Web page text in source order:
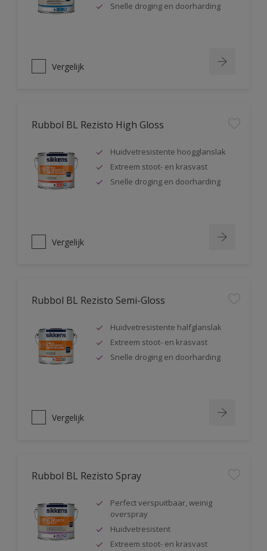
Snelle droging en doorharding
Vergelijk
Rubbol BL Rezisto High Gloss
Huidvetresistente hoogglanslak
Extreem stoot- en krasvast
Snelle droging en doorharding
Vergelijk
Rubbol BL Rezisto Semi-Gloss
Huidvetresistente halfglanslak
Extreem stoot- en krasvast
Snelle droging en doorharding
Vergelijk
Rubbol BL Rezisto Spray
Perfect verspuitbaar, weinig
overspray
Huidvetresistent
Extreem stoot- en krasvast